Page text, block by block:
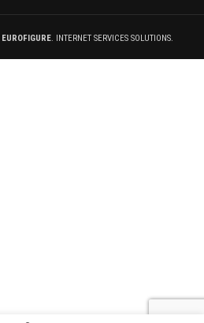
EUROFIGURE. INTERNET SERVICES SOLUTIONS.